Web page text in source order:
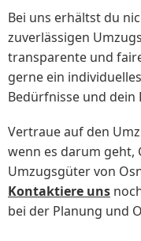
Bei uns erhältst du
zuverlässigen
transparente und
gerne ein
Bedürfnisse und
Vertraue auf den
wenn es darum geht,
Umzugsgüter von
Kontaktiere uns
bei der Planung und